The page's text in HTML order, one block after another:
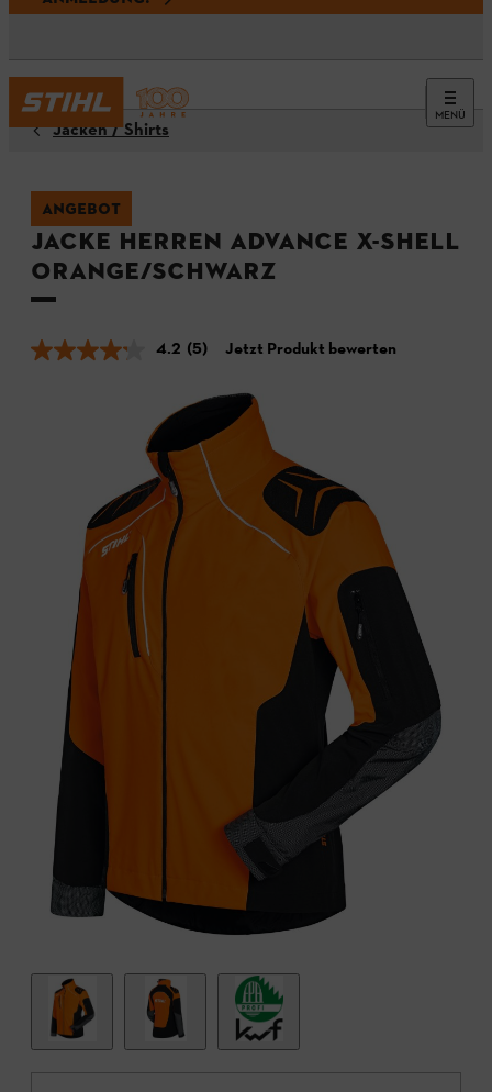
MENÜ
Jacken / Shirts
ANGEBOT
Jacke Herren ADVANCE X-SHELL
orange/schwarz
4.2 (5) Jetzt Produkt bewerten